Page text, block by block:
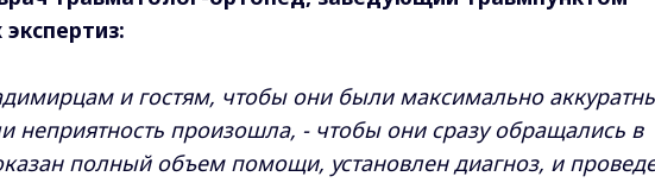
и гостям, чтобы они были максимально
неприятность произошла, - чтобы они сразу обращались в
полный объем помощи, установлен диагноз, и